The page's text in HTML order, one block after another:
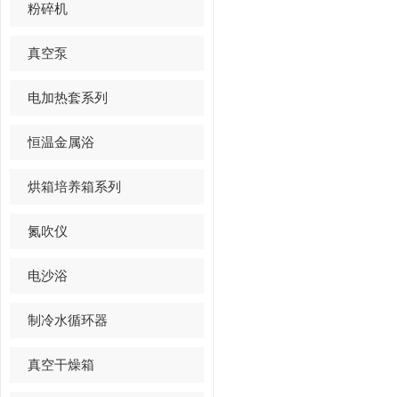
粉碎机
真空泵
电加热套系列
恒温金属浴
烘箱培养箱系列
氮吹仪
电沙浴
制冷水循环器
真空干燥箱